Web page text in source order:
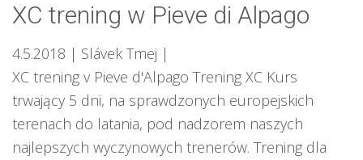
XC trening w Pieve di Alpago
4.5.2018 | Slávek Tmej |
XC trening v Pieve d'Alpago Trening XC Kurs
trwający 5 dni, na sprawdzonych europejskich
terenach do latania, pod nadzorem naszych
najlepszych wyczynowych trenerów. Trening dla